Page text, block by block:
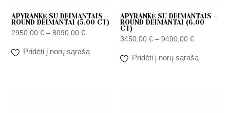
APYRANKĖ SU DEIMANTAIS –
ROUND DEIMANTAI (5.00 CT)
2950,00€ – 8090,00€
Pridėti į norų sąrašą
APYRANKĖ SU DEIMANTAIS –
ROUND DEIMANTAI (6.00
CT)
3450,00 € – 9490,00 €
Pridėti į norų sąrašą